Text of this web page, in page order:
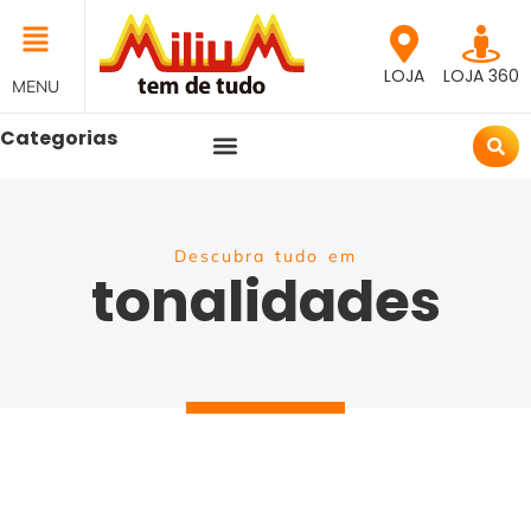
MENU LOJA LOJA 360
Categorias
Descubra tudo em
tonalidades